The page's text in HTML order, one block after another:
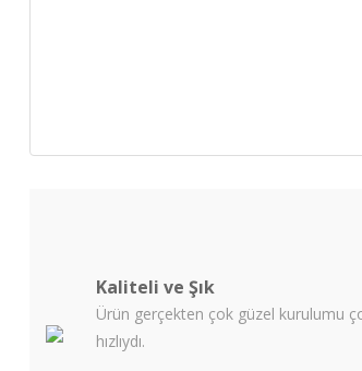
Kaliteli ve Şık
Ürün gerçekten çok güzel kurulumu
hızlıydı.